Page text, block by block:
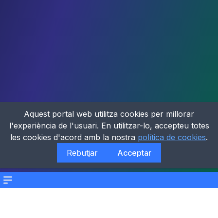
Menu
Aquest portal web utilitza cookies per millorar
l'experiència de l'usuari. En utilitzar-lo, accepteu totes
les cookies d'acord amb la nostra política de cookies.
Rebutjar
Acceptar